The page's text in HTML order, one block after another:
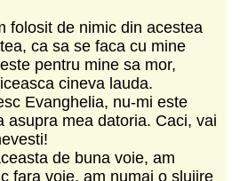
folosit de nimic din acestea
ca sa se faca cu mine
pentru mine sa mor,
cineva lauda.
Evanghelia, nu-mi este
asupra mea datoria. Caci, vai
de buna voie, am
fara voie, am numai o slujire